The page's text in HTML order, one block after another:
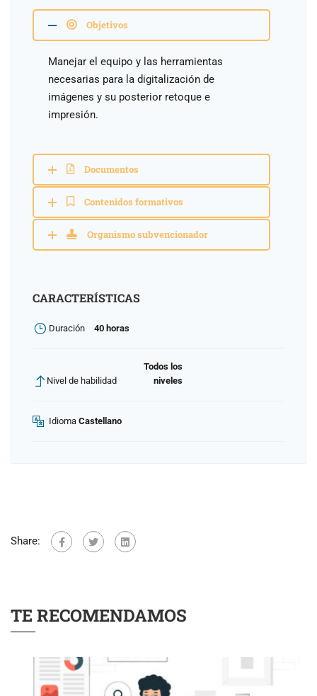
Objetivos
Manejar el equipo y las herramientas
necesarias para la digitalización de
imágenes y su posterior retoque e
impresión.
Documentos
Contenidos formativos
Organismo subvencionador
CARACTERÍSTICAS
Duración 40 horas
Nivel de habilidad
Todos los
niveles
Idioma Castellano
Share:
TE RECOMENDAMOS